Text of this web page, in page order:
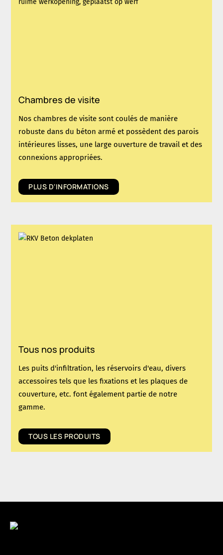
Chambres de visite
Nos chambres de visite sont coulés de manière
robuste dans du béton armé et possèdent des parois
intérieures lisses, une large ouverture de travail et des
connexions appropriées.
PLUS D'INFORMATIONS
Tous nos produits
Les puits d'infiltration, les réservoirs d'eau, divers
accessoires tels que les fixations et les plaques de
couverture, etc. font également partie de notre
gamme.
TOUS LES PRODUITS